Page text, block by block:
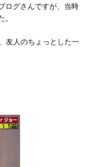
ログさんですが、当時
友人のちょっとした一